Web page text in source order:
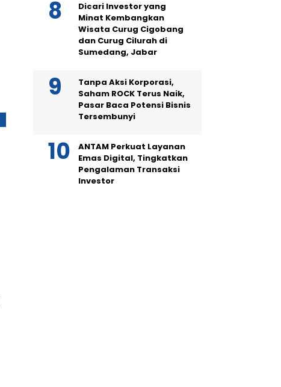
Dicari Investor yang
Minat Kembangkan
Wisata Curug Cigobang
dan Curug Cilurah di
Sumedang, Jabar
Tanpa Aksi Korporasi,
Saham ROCK Terus Naik,
Pasar Baca Potensi Bisnis
Tersembunyi
ANTAM Perkuat Layanan
Emas Digital, Tingkatkan
Pengalaman Transaksi
Investor